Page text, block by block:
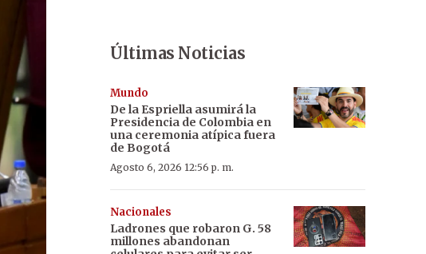
Últimas Noticias
Mundo
De la Espriella asumirá la
Presidencia de Colombia en
una ceremonia atípica fuera
de Bogotá
Agosto 6, 2026 12:56 p. m.
Nacionales
Ladrones que robaron G. 58
millones abandonan